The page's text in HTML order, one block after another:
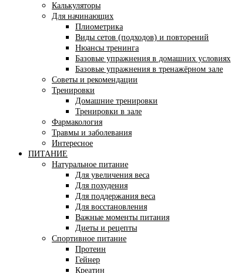
Калькуляторы
Для начинающих
Плиометрика
Виды сетов (подходов) и повторений
Нюансы тренинга
Базовые упражнения в домашних условиях
Базовые упражнения в тренажёрном зале
Советы и рекомендации
Тренировки
Домашние тренировки
Тренировки в зале
Фармакология
Травмы и заболевания
Интересное
ПИТАНИЕ
Натуральное питание
Для увеличения веса
Для похудения
Для поддержания веса
Для восстановления
Важные моменты питания
Диеты и рецепты
Спортивное питание
Протеин
Гейнер
Креатин